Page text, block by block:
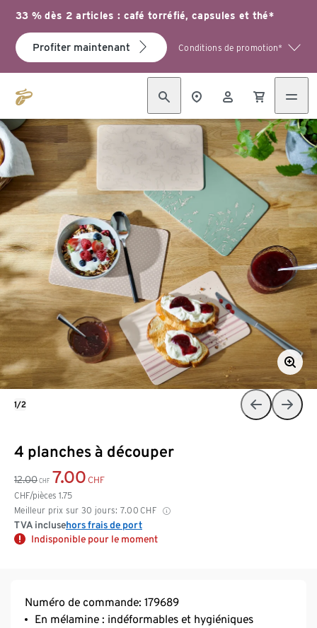
33 % dès 2 articles : café torréfié, capsules et thé*
Profiter maintenant Conditions de promotion*
4 planches à découper
12.00 CHF 7.00 CHF
CHF/pièces 1.75
Meilleur prix sur 30 jours: 7.00 CHF
TVA inclusehors frais de port
Indisponible pour le moment
1/2
Numéro de commande: 179689
En mélamine : indéformables et hygiéniques